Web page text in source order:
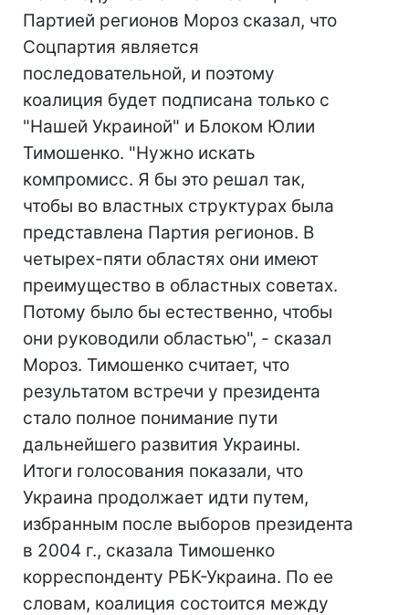
Партией регионов Мороз сказал, что
Соцпартия является
последовательной, и поэтому
коалиция будет подписана только с
"Нашей Украиной" и Блоком Юлии
Тимошенко. "Нужно искать
компромисс. Я бы это решал так,
чтобы во властных структурах была
представлена Партия регионов. В
четырех-пяти областях они имеют
преимущество в областных советах.
Потому было бы естественно, чтобы
они руководили областью", - сказал
Мороз. Тимошенко считает, что
результатом встречи у президента
стало полное понимание пути
дальнейшего развития Украины.
Итоги голосования показали, что
Украина продолжает идти путем,
избранным после выборов президента
в 2004 г., сказала Тимошенко
корреспонденту РБК-Украина. По ее
словам, коалиция состоится между